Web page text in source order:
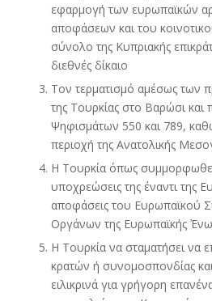
εφαρμογή των ευρωπαϊκών
αποφάσεων και του
σύνολο της Κυπριακής
διεθνές δίκαιο
Τον τερματισμό αμέσως των
της Τουρκίας στο Βαρώσι
Ψηφισμάτων 550 και 789,
περιοχή της Ανατολικής
Η Τουρκία όπως συμμορφωθεί
υποχρεώσεις της έναντι της
αποφάσεις του Ευρωπαϊκού
Οργάνων της Ευρωπαϊκής
Η Τουρκία να σταματήσει να
κρατών ή συνομοσπονδίας
ειλικρινά για γρήγορη